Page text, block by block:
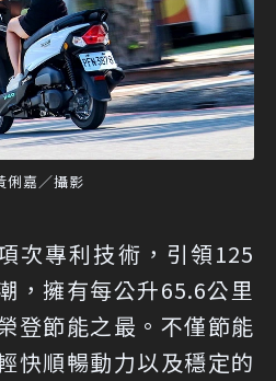
俐嘉／攝影
次專利技術，引領125
，擁有每公升65.6公里
登節能之最。不僅節能
快順暢動力以及穩定的